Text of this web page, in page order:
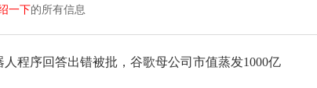
一下的所有信息
程序回答出错被批，谷歌母公司市值蒸发1000亿